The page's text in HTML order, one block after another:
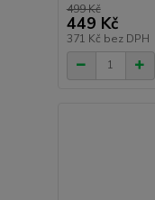
499 Kč
449 Kč
371 Kč bez DPH